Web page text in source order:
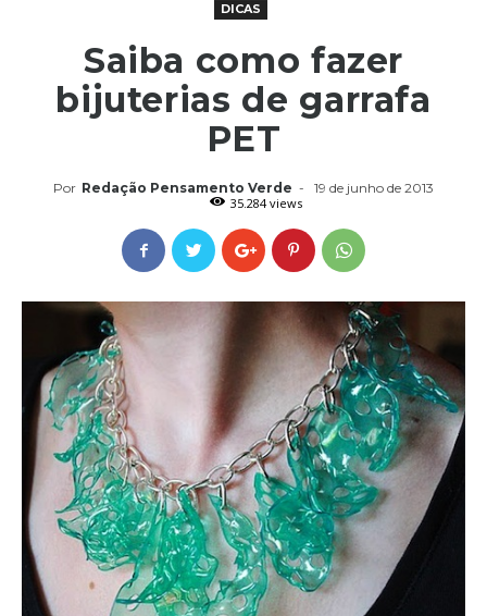
DICAS
Saiba como fazer
bijuterias de garrafa
PET
Por Redação Pensamento Verde -
19 de junho de 2013
35.284 views